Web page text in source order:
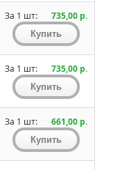
За 1 шт: 735,00 р.
За 1 шт: 735,00 р.
За 1 шт: 661,00 р.